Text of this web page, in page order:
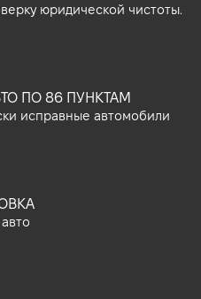
юридической чистоты.
ПО 86 ПУНКТАМ
исправные автомобили